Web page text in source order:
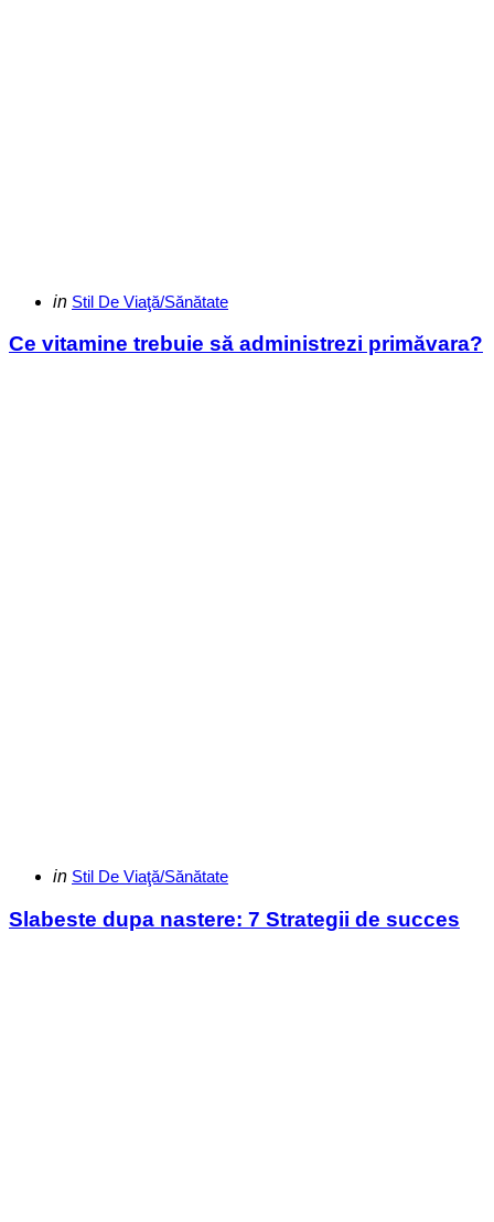
Categories
Posted
in Stil De Viaţă/Sănătate
Ce vitamine trebuie să administrezi primăvara?
Categories
Posted
in Stil De Viaţă/Sănătate
Slabeste dupa nastere: 7 Strategii de succes